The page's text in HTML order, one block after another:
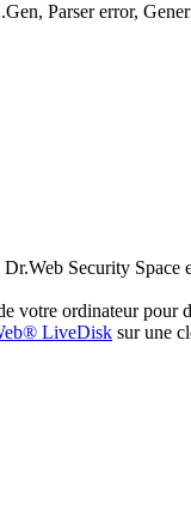
Parser error,
Security
votre ordinateur
LiveDisk sur une